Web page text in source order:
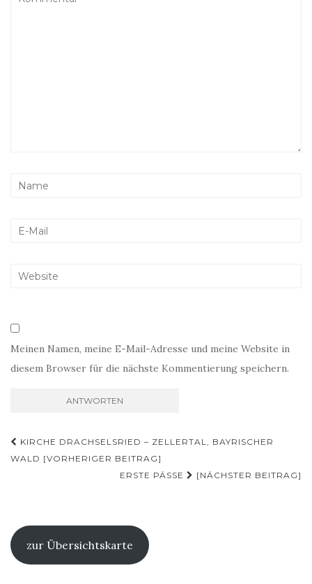
Meinen Namen, meine E-Mail-Adresse und meine Website in
diesem Browser für die nächste Kommentierung speichern.
Beitragsnavigation
KIRCHE DRACHSELSRIED – ZELLERTAL, BAYRISCHER
WALD [VORHERIGER BEITRAG]
ERSTE PÄSSE
[NÄCHSTER BEITRAG]
zur Übersichtskarte